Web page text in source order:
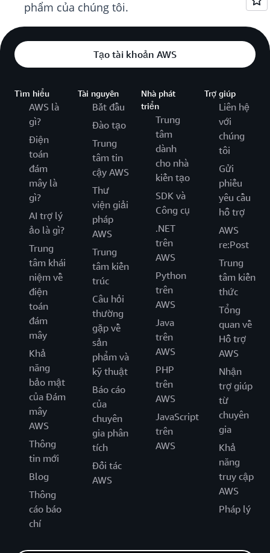
phẩm của chúng tôi.
Tạo tài khoản AWS
Tìm hiểu
AWS là
gì?
Điện
toán
đám
mây là
gì?
AI trợ lý
ảo là gì?
Trung
tâm khái
niệm về
điện
toán
đám
mây
Khả
năng
bảo mật
của Đám
mây
AWS
Thông
tin mới
Blog
Thông
cáo báo
chí
Tài nguyên
Bắt đầu
Đào tạo
Trung
tâm tin
cậy AWS
Thư
viện giải
pháp
AWS
Trung
tâm kiến
trúc
Câu hỏi
thường
gặp về
sản
phẩm và
kỹ thuật
Báo cáo
của
chuyên
gia phân
tích
Đối tác
AWS
Nhà phát
triển
Trung
tâm
dành
cho nhà
kiến tạo
SDK và
Công cụ
.NET
trên
AWS
Python
trên
AWS
Java
trên
AWS
PHP
trên
AWS
JavaScript
trên
AWS
Trợ giúp
Liên hệ
với
chúng
tôi
Gửi
phiếu
yêu cầu
hỗ trợ
AWS
re:Post
Trung
tâm kiến
thức
Tổng
quan về
Hỗ trợ
AWS
Nhận
trợ giúp
từ
chuyên
gia
Khả
năng
truy cập
AWS
Pháp lý